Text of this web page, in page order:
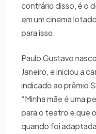
contrário disso, é o
em um cinema
para isso.
Paulo Gustavo
Janeiro, e iniciou a
indicado ao prêmio
“Minha mãe é uma
para o teatro e que
quando foi